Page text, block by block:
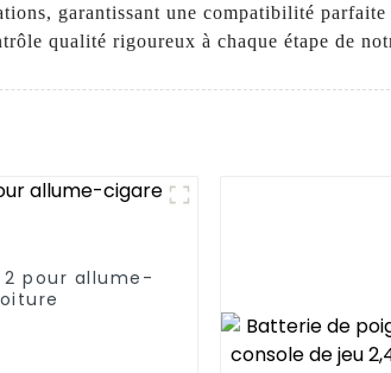
garantissant une compatibilité
qualité rigoureux à chaque étape de
pour allume-